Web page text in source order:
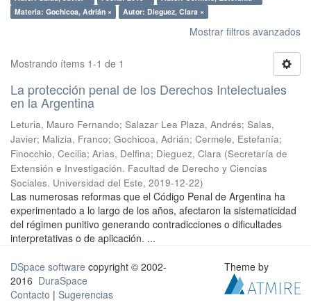
Materia: Gochicoa, Adrián ×
Autor: Dieguez, Clara ×
Mostrar filtros avanzados
Mostrando ítems 1-1 de 1
La protección penal de los Derechos Intelectuales
en la Argentina
Leturia, Mauro Fernando; Salazar Lea Plaza, Andrés; Salas,
Javier; Malizia, Franco; Gochicoa, Adrián; Cermele, Estefanía;
Finocchio, Cecilia; Arias, Delfina; Dieguez, Clara (Secretaría de
Extensión e Investigación. Facultad de Derecho y Ciencias
Sociales. Universidad del Este, 2019-12-22)
Las numerosas reformas que el Código Penal de Argentina ha
experimentado a lo largo de los años, afectaron la sistematicidad
del régimen punitivo generando contradicciones o dificultades
interpretativas o de aplicación. ...
DSpace software copyright © 2002-
2016 DuraSpace
Contacto | Sugerencias
Theme by